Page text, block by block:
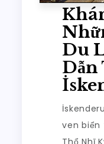
Du
Dẫn
ven biển